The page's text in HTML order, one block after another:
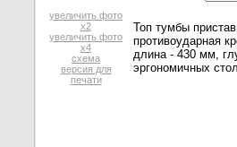
увеличить фото
x2
увеличить фото
x4
схема
версия для
печати
Топ тумбы
противоударная
длина - 430 мм,
эргономичных